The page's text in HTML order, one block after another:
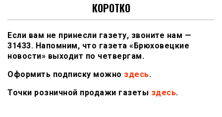
КОРОТКО
Если вам не принесли газету, звоните нам —
31433. Напомним, что газета «Брюховецкие
новости» выходит по четвергам.
Оформить подписку можно здесь.
Точки розничной продажи газеты здесь.